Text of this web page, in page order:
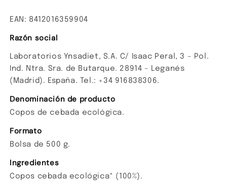
EAN: 8412016359904
Razón social
Laboratorios Ynsadiet, S.A. C/ Isaac Peral, 3 – Pol.
Ind. Ntra. Sra. de Butarque. 28914 – Leganés
(Madrid). España. Tel.: +34 916838306.
Denominación de producto
Copos de cebada ecológica.
Formato
Bolsa de 500 g.
Ingredientes
Copos cebada ecológica* (100%).